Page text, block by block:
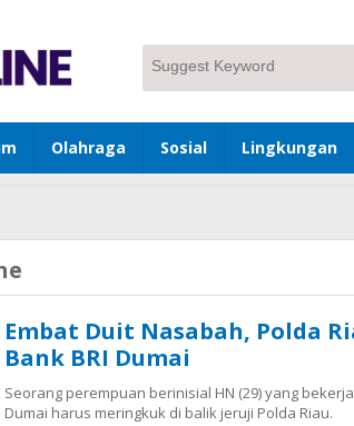
Olahraga Sosial Lingkungan
Embat Duit Nasabah, Polda
Bank BRI Dumai
Seorang perempuan berinisial HN (29) yang
Dumai harus meringkuk di balik jeruji Polda Riau.